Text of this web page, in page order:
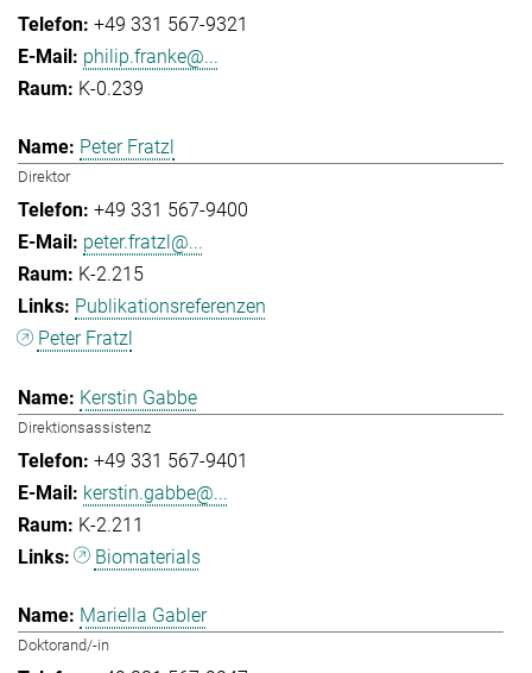
+49 331 567-9321
philip.franke@...
K-0.239
Peter Fratzl
Direktor
+49 331 567-9400
peter.fratzl@...
K-2.215
Publikationsreferenzen
Peter Fratzl
Kerstin Gabbe
Direktionsassistenz
+49 331 567-9401
kerstin.gabbe@...
K-2.211
Biomaterials
Mariella Gabler
Doktorand/-in